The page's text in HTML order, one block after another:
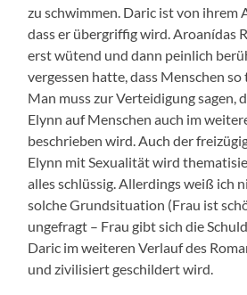
zu schwimmen. Daric ist von ihrem
dass er übergriffig wird. Aroanídas
erst wütend und dann peinlich
vergessen hatte, dass Menschen
Man muss zur Verteidigung sagen,
Elynn auf Menschen auch im
beschrieben wird. Auch der
Elynn mit Sexualität wird
alles schlüssig. Allerdings weiß ich
solche Grundsituation (Frau ist
ungefragt – Frau gibt sich die
Daric im weiteren Verlauf des
und zivilisiert geschildert wird.